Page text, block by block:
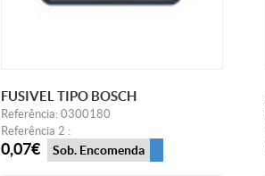
FUSIVEL TIPO BOSCH
Referência: 0300180
Referência 2 :
0,07€ Sob. Encomenda